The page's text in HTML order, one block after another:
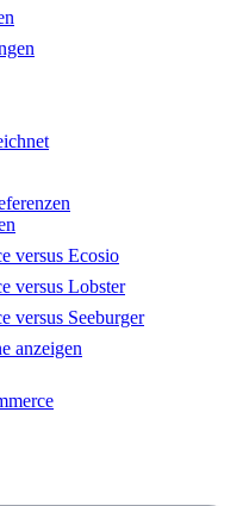
versus Ecosio
versus Lobster
versus Seeburger
anzeigen